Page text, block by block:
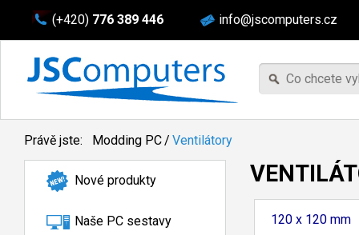
(+420) 776 389 446 info@jscomputers.cz
Právě jste: Modding PC/ Ventilátory
Nové produkty
Naše PC sestavy 120 x 120 mm